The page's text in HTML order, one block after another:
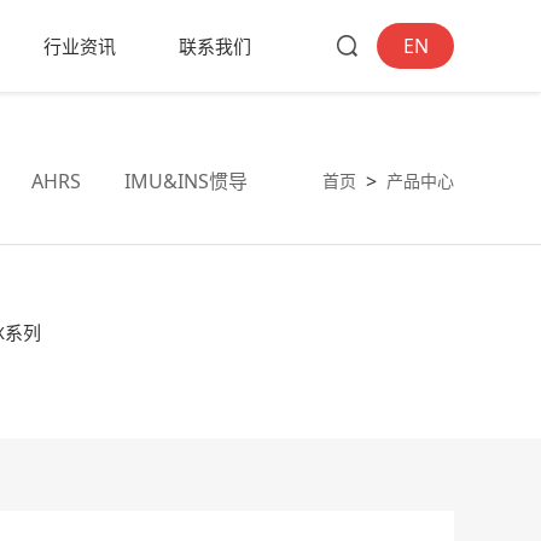
EN
行业资讯 联系我们
AHRS IMU&INS惯导 首页 > 产品中心
系列